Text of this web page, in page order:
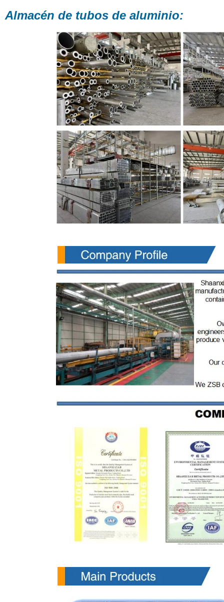
Almacén de tubos de aluminio: